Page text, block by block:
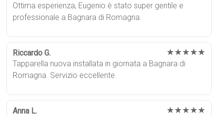
Ottima esperienza, Eugenio è stato super gentile e
professionale a Bagnara di Romagna.
Riccardo G. ★★★★★
Tapparella nuova installata in giornata a Bagnara di
Romagna. Servizio eccellente.
Anna L. ★★★★★